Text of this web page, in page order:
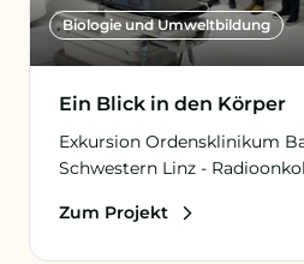
Biologie und Umweltbildung
Ein Blick in den Körper
Exkursion Ordensklinikum
Schwestern Linz -
Zum Projekt